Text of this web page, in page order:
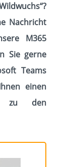
Nachricht
M365
Sie gerne
Teams
einen
zu den